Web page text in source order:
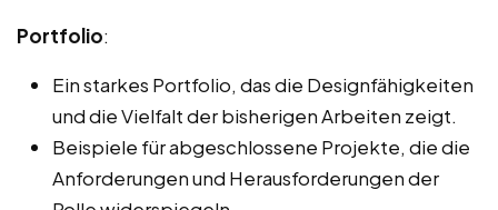
Portfolio:
Ein starkes Portfolio, das die Designfähigkeiten
und die Vielfalt der bisherigen Arbeiten zeigt.
Beispiele für abgeschlossene Projekte, die die
Anforderungen und Herausforderungen der